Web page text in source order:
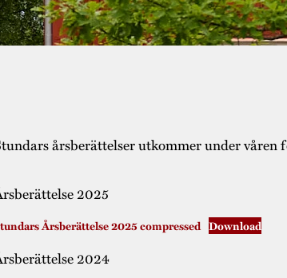
årsberättelser utkommer under
2025
Årsberättelse 2025 compressed Download
2024